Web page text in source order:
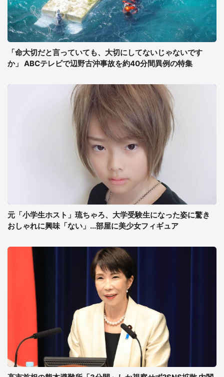
「命大切だと言っていても、大切にしてないじゃないです
か」 ABCテレビで辺野古沖事故を約40分間異例の特集
元「小学生ホスト」琉ちゃろ、大学受験生になった姿に驚き
おしゃれに興味「ない」...部屋に美少女フィギュア